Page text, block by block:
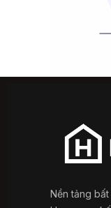
Nền tảng